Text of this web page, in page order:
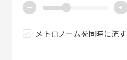
ー +
メトロノームを同時に流す